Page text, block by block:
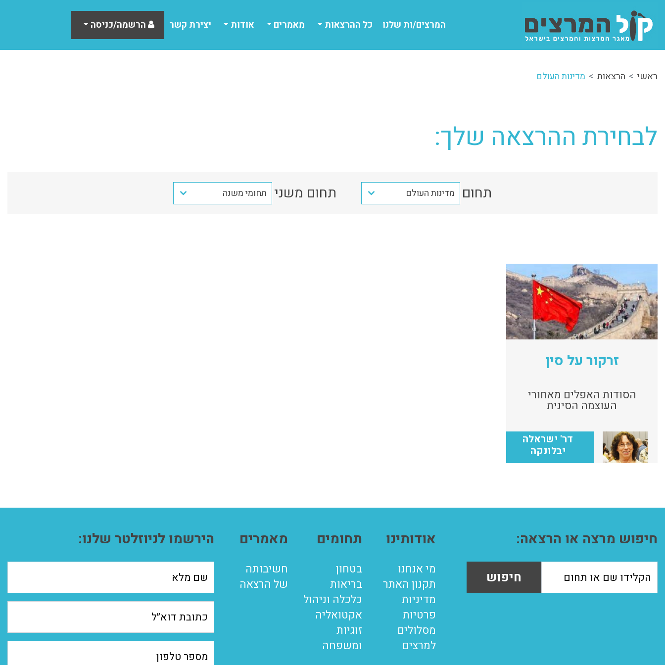
המרצים/ות שלנו כל ההרצאות מאמרים אודות יצירת קשר הרשמה/כניסה
ראשי הרצאות מדינות העולם
לבחירת ההרצאה שלך:
תחום מדינות העולם תחום משני תחומי משנה
זרקור על סין
הסודות האפלים מאחורי
העוצמה הסינית
דר' ישראלה
יבלונקה
חיפוש מרצה או הרצאה:
חיפוש
אודותינו
מי אנחנו
תקנון האתר
מדיניות
פרטיות
מסלולים
למרצים
תחומים
בטחון
בריאות
כלכלה וניהול
אקטואליה
זוגיות
ומשפחה
מאמרים
חשיבותה
של הרצאה
הירשמו לניוזלטר שלנו: